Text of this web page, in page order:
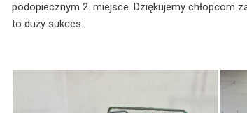
podopiecznym 2. miejsce. Dziękujemy chłopcom
to duży sukces.